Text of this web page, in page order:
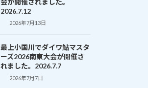
2026.7.12
2026年7月13日
最上小国川でダイワ鮎マスタ
ーズ2026南東大会が開催さ
れました。2026.7.7
2026年7月7日